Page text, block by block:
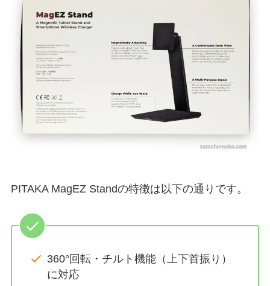
PITAKA MagEZ Standの特徴は以下の通りです。
360°回転・チルト機能（上下首振り）
に対応